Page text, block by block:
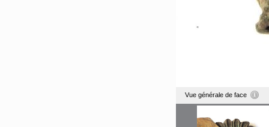
Vue générale de face